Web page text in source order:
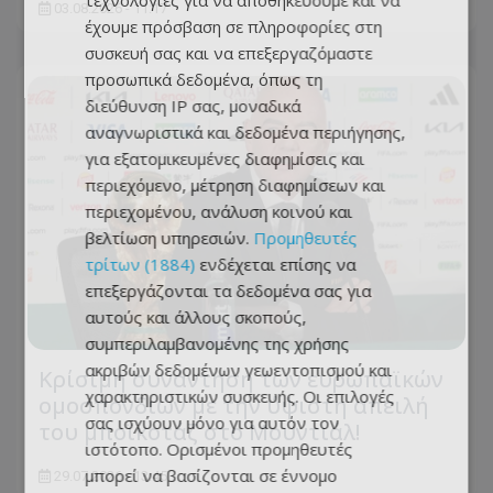
03.08.2026 - 11:17
Κρίσιμη συνάντηση των ευρωπαϊκών
ομοσπονδιών με την ύψιστη απειλή
του μποϊκοτάζ στο Μουντιάλ!
29.07.2026 - 13:45
έχουμε πρόσβαση σε πληροφορίες στη
συσκευή σας και να επεξεργαζόμαστε
προσωπικά δεδομένα, όπως τη
διεύθυνση IP σας, μοναδικά
αναγνωριστικά και δεδομένα περιήγησης,
για εξατομικευμένες διαφημίσεις και
περιεχόμενο, μέτρηση διαφημίσεων και
περιεχομένου, ανάλυση κοινού και
βελτίωση υπηρεσιών. Προμηθευτές
τρίτων (1884) ενδέχεται επίσης να
επεξεργάζονται τα δεδομένα σας για
αυτούς και άλλους σκοπούς,
συμπεριλαμβανομένης της χρήσης
ακριβών δεδομένων γεωεντοπισμού και
χαρακτηριστικών συσκευής. Οι επιλογές
σας ισχύουν μόνο για αυτόν τον
ιστότοπο. Ορισμένοι προμηθευτές
μπορεί να βασίζονται σε έννομο